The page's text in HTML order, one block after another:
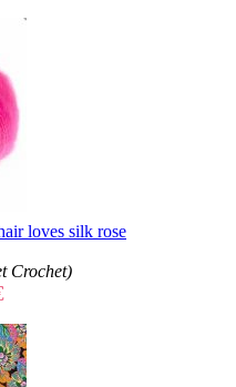
loves silk rose
Crochet)